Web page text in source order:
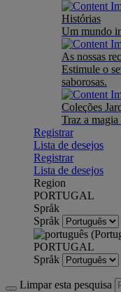
Histórias
Um mundo
As nossas
Estimule o
saborosas.
Coleções
Traz a
Registrar
Lista de desejos
Registrar
Lista de desejos
Region
PORTUGAL
Språk
Språk
PORTUGAL
Språk
Limpar esta pesquisa